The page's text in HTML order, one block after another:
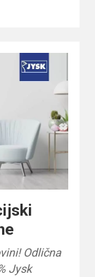
Odlična
Jysk